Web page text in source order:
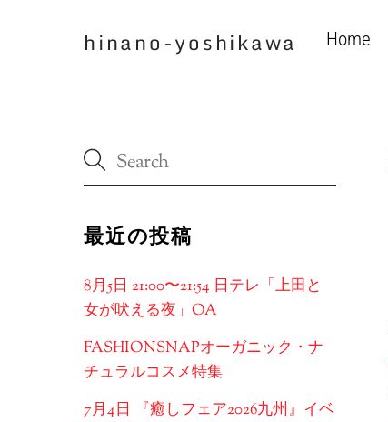
hinano-yoshikawa Home
最近の投稿
8月5日 21:00〜21:54 日テレ「上田と
女が吠える夜」OA
FASHIONSNAPオーガニック・ナ
チュラルコスメ特集
7月4日 『癒しフェア2026九州』イベ